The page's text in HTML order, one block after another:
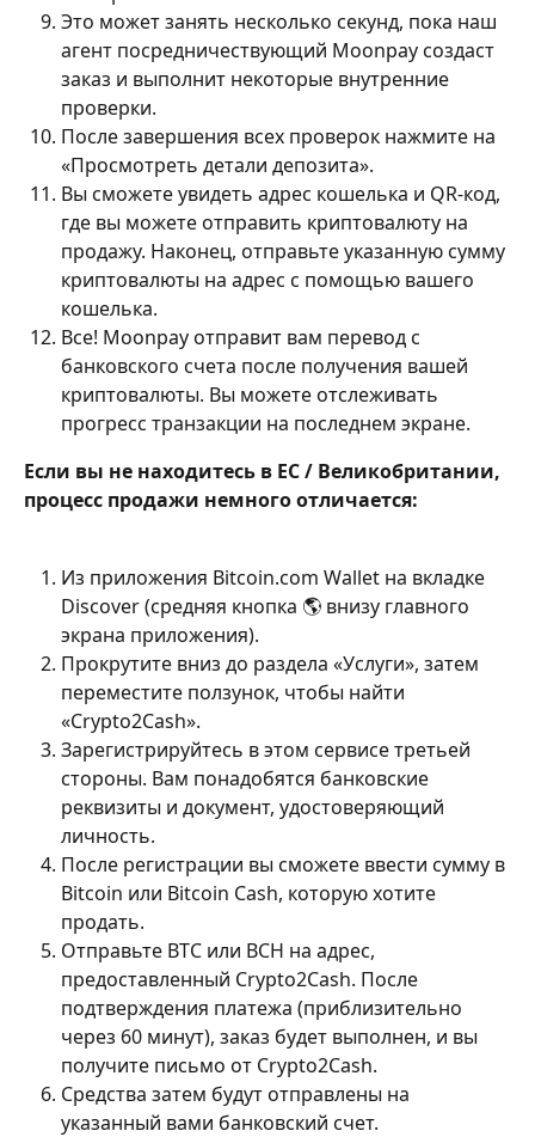
Это может занять несколько секунд, пока наш
агент посредничествующий Moonpay создаст
заказ и выполнит некоторые внутренние
проверки.
После завершения всех проверок нажмите на
«Просмотреть детали депозита».
Вы сможете увидеть адрес кошелька и QR-код,
где вы можете отправить криптовалюту на
продажу. Наконец, отправьте указанную сумму
криптовалюты на адрес с помощью вашего
кошелька.
Все! Moonpay отправит вам перевод с
банковского счета после получения вашей
криптовалюты. Вы можете отслеживать
прогресс транзакции на последнем экране.
Если вы не находитесь в ЕС / Великобритании,
процесс продажи немного отличается:
Из приложения Bitcoin.com Wallet на вкладке
Discover (средняя кнопка 🌎 внизу главного
экрана приложения).
Прокрутите вниз до раздела «Услуги», затем
переместите ползунок, чтобы найти
«Crypto2Cash».
Зарегистрируйтесь в этом сервисе третьей
стороны. Вам понадобятся банковские
реквизиты и документ, удостоверяющий
личность.
После регистрации вы сможете ввести сумму в
Bitcoin или Bitcoin Cash, которую хотите
продать.
Отправьте BTC или BCH на адрес,
предоставленный Crypto2Cash. После
подтверждения платежа (приблизительно
через 60 минут), заказ будет выполнен, и вы
получите письмо от Crypto2Cash.
Средства затем будут отправлены на
указанный вами банковский счет.